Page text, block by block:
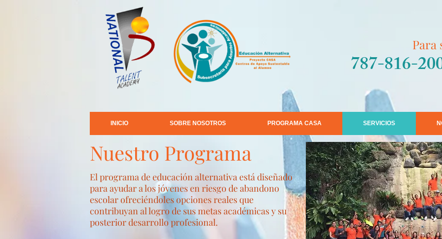
Para
787-816-
INICIO SOBRE NOSOTROS PROGRAMA CASA SERVICIOS
Nuestro Programa
El programa de educación alternativa está diseñado
para ayudar a los jóvenes en riesgo de abandono
escolar ofreciéndoles opciones reales que
contribuyan al logro de sus metas académicas y su
posterior desarrollo profesional.